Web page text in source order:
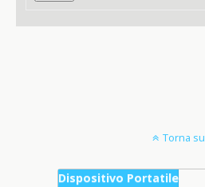
Torna su
Dispositivo Portatile